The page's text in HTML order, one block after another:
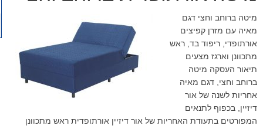
מיטה ברוחב וחצי דגם
מאיה עם מזרן קפיצים
אורתופדי, ריפוד בד, ראש
מתכוונן וארגז מצעים
תיאור העסקה מיטה
ברוחב וחצי, דגם מאיה
אחריות לשנה של אור
דיזיין, בכפוף לתנאים
המפורטים בתעודת האחריות של אור דיזיין אורתופדית ראש מתכוונן